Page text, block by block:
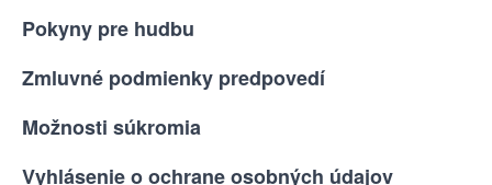
Pokyny pre hudbu
Zmluvné podmienky predpovedí
Možnosti súkromia
Vyhlásenie o ochrane osobných údajov